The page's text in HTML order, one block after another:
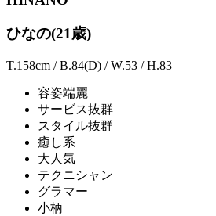
ひなの(21歳)
T.158cm / B.84(D) / W.53 / H.83
容姿端麗
サービス抜群
スタイル抜群
癒し系
大人気
テクニシャン
グラマー
小柄